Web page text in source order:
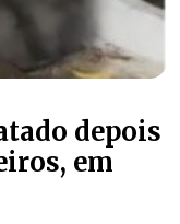
depois
em